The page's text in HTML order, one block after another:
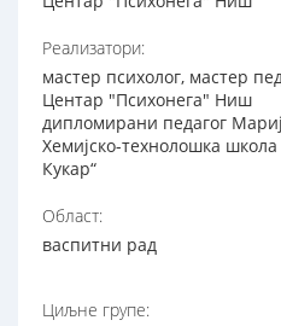
Реализатори:
мастер психолог, мастер
Центар "Психонега" Ниш
дипломирани педагог
Хемијско-технолошка
Кукар“
Област:
васпитни рад
Циљне групе: